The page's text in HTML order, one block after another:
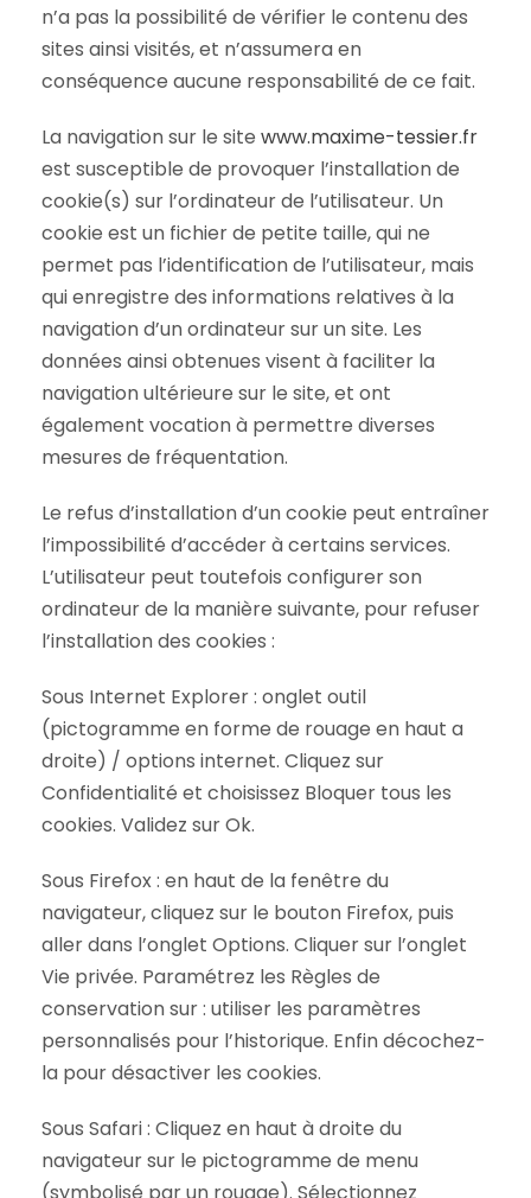
n’a pas la possibilité de vérifier le contenu des
sites ainsi visités, et n’assumera en
conséquence aucune responsabilité de ce fait.
La navigation sur le site www.maxime-tessier.fr
est susceptible de provoquer l’installation de
cookie(s) sur l’ordinateur de l’utilisateur. Un
cookie est un fichier de petite taille, qui ne
permet pas l’identification de l’utilisateur, mais
qui enregistre des informations relatives à la
navigation d’un ordinateur sur un site. Les
données ainsi obtenues visent à faciliter la
navigation ultérieure sur le site, et ont
également vocation à permettre diverses
mesures de fréquentation.
Le refus d’installation d’un cookie peut entraîner
l’impossibilité d’accéder à certains services.
L’utilisateur peut toutefois configurer son
ordinateur de la manière suivante, pour refuser
l’installation des cookies :
Sous Internet Explorer : onglet outil
(pictogramme en forme de rouage en haut a
droite) / options internet. Cliquez sur
Confidentialité et choisissez Bloquer tous les
cookies. Validez sur Ok.
Sous Firefox : en haut de la fenêtre du
navigateur, cliquez sur le bouton Firefox, puis
aller dans l’onglet Options. Cliquer sur l’onglet
Vie privée. Paramétrez les Règles de
conservation sur : utiliser les paramètres
personnalisés pour l’historique. Enfin décochez-
la pour désactiver les cookies.
Sous Safari : Cliquez en haut à droite du
navigateur sur le pictogramme de menu